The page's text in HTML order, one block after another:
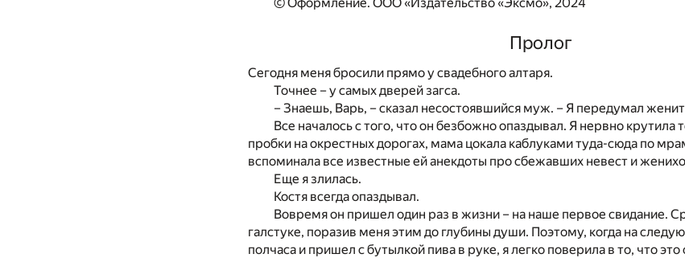
Пролог
Сегодня меня бросили прямо у свадебного алтаря.
Точнее – у самых дверей загса.
– Знаешь, Варь, – сказал несостоявшийся муж. – Я передумал
Все началось с того, что он безбожно опаздывал. Я нервно крутила
пробки на окрестных дорогах, мама цокала каблуками туда-сюда по
вспоминала все известные ей анекдоты про сбежавших невест и
Еще я злилась.
Костя всегда опаздывал.
Вовремя он пришел один раз в жизни – на наше первое свидание.
галстуке, поразив меня этим до глубины души. Поэтому, когда на
полчаса и пришел с бутылкой пива в руке, я легко поверила в то, что